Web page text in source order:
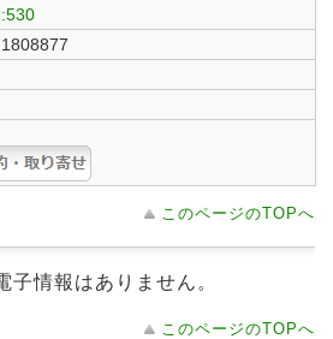
このページのTOPへ
子情報はありません。
このページのTOPへ